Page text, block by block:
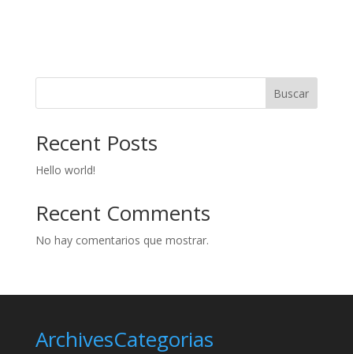
Buscar
Recent Posts
Hello world!
Recent Comments
No hay comentarios que mostrar.
ArchivesCategorias